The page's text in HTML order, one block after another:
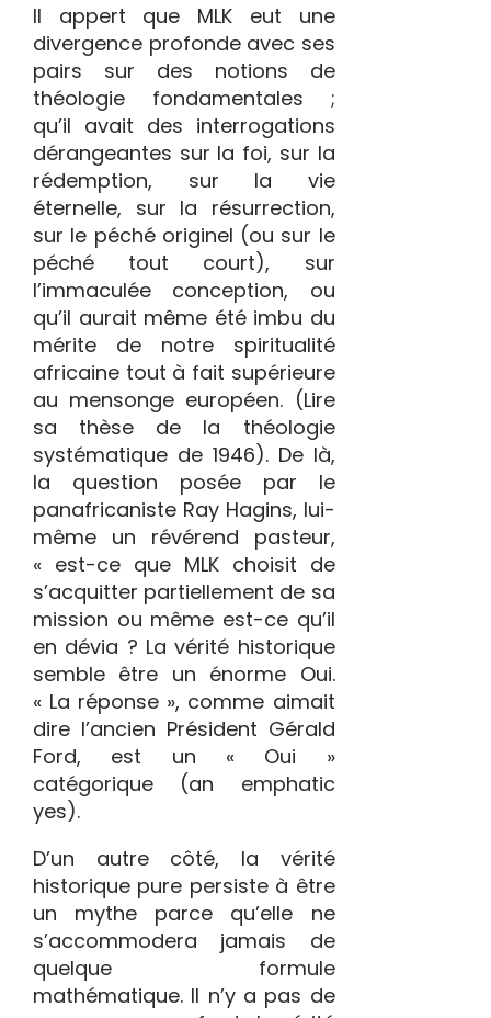
Il appert que MLK eut une
divergence profonde avec ses
pairs sur des notions de
théologie fondamentales ;
qu’il avait des interrogations
dérangeantes sur la foi, sur la
rédemption, sur la vie
éternelle, sur la résurrection,
sur le péché originel (ou sur le
péché tout court), sur
l’immaculée conception, ou
qu’il aurait même été imbu du
mérite de notre spiritualité
africaine tout à fait supérieure
au mensonge européen. (Lire
sa thèse de la théologie
systématique de 1946). De là,
la question posée par le
panafricaniste Ray Hagins, lui-
même un révérend pasteur,
« est-ce que MLK choisit de
s’acquitter partiellement de sa
mission ou même est-ce qu’il
en dévia ? La vérité historique
semble être un énorme Oui.
« La réponse », comme aimait
dire l’ancien Président Gérald
Ford, est un « Oui »
catégorique (an emphatic
yes).
D’un autre côté, la vérité
historique pure persiste à être
un mythe parce qu’elle ne
s’accommodera jamais de
quelque formule
mathématique. Il n’y a pas de